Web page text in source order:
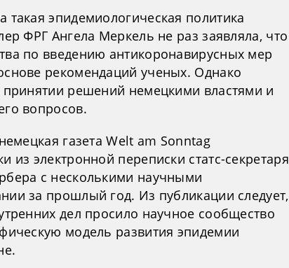
эпидемиологическая политика
ФРГ Ангела Меркель не раз заявляла, что
по введению антикоронавирусных мер
рекомендаций ученых. Однако
решений немецкими властями и
вопросов.
газета Welt am Sonntag
из электронной переписки статс-секретаря
с несколькими научными
за прошлый год. Из публикации следует,
дел просило научное сообщество
модель развития эпидемии